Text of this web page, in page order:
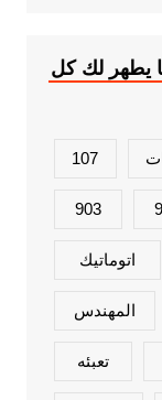
يطهر لك كل
107
903
اتوماتيك
المهندس
تعبئه